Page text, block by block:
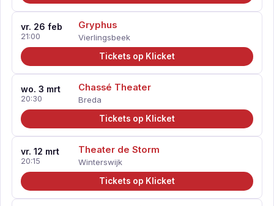
vr. 26 feb
21:00
Gryphus
Vierlingsbeek
Tickets op Klicket
wo. 3 mrt
20:30
Chassé Theater
Breda
Tickets op Klicket
vr. 12 mrt
20:15
Theater de Storm
Winterswijk
Tickets op Klicket